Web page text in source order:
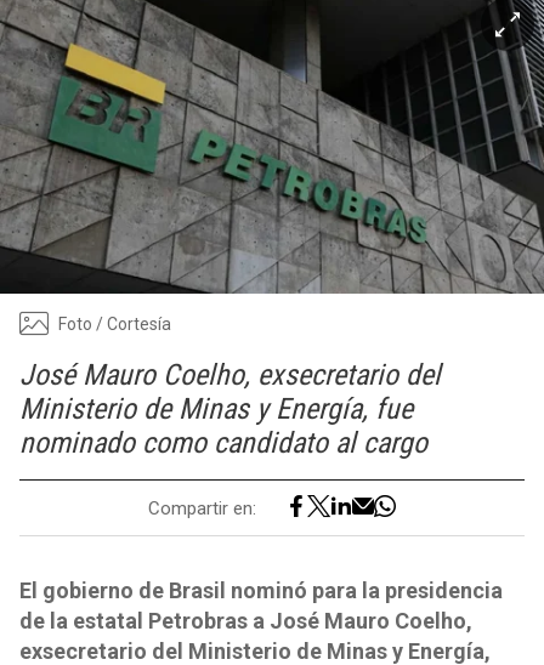
Foto / Cortesía
José Mauro Coelho, exsecretario del
Ministerio de Minas y Energía, fue
nominado como candidato al cargo
Compartir en:
El gobierno de Brasil nominó para la presidencia
de la estatal Petrobras a José Mauro Coelho,
exsecretario del Ministerio de Minas y Energía,